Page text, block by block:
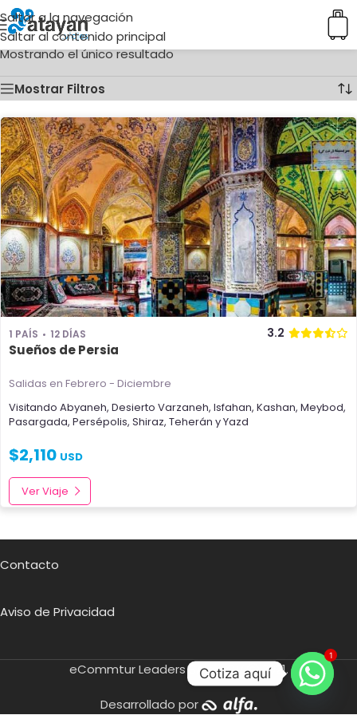
Saltar a la navegación
Saltar al contenido principal
Inicio/Ciudades del producto
Mostrando el único resultado
Mostrar Filtros
1 PAÍS 12 DÍAS 3.2
Sueños de Persia
Salidas en Febrero - Diciembre
Visitando Abyaneh, Desierto Varzaneh, Isfahan, Kashan, Meybod,
Pasargada, Persépolis, Shiraz, Teherán yYazd
$2,110 USD
Ver Viaje
Contacto
Aviso de Privacidad
eCommtur Leaders SA de CV 2021.
Desarrollado por
1
Cotiza aquí